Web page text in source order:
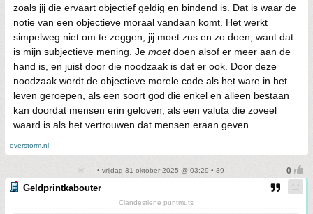
zoals jij die ervaart objectief geldig en bindend is. Dat is waar de
notie van een objectieve moraal vandaan komt. Het werkt
simpelweg niet om te zeggen; jij moet zus en zo doen, want dat
is mijn subjectieve mening. Je moetdoen alsof er meer aan de
hand is, en juist door die noodzaak is dat er ook. Door deze
noodzaak wordt de objectieve morele code als het ware in het
leven geroepen, als een soort god die enkel en alleen bestaan
kan doordat mensen erin geloven, als een valuta die zoveel
waard is als het vertrouwen dat mensen eraan geven.
overstorm.nl
• vrijdag 31 oktober 2025 @ 03:29 • 39
Geldprintkabouter
Clandestiene puntmuts